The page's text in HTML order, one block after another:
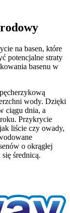
na basen, które
potencjalne straty
basenu w
wody. Dzięki
ciągu dnia, a
Przykrycie
liście czy owady,
o okrągłej
średnicą.